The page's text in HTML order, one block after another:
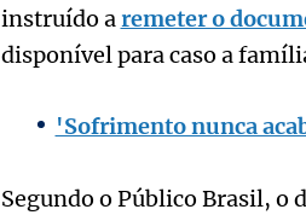
instruído aremeter o
disponível para caso a
'Sofrimento nunca
Segundo o Público Brasil, o